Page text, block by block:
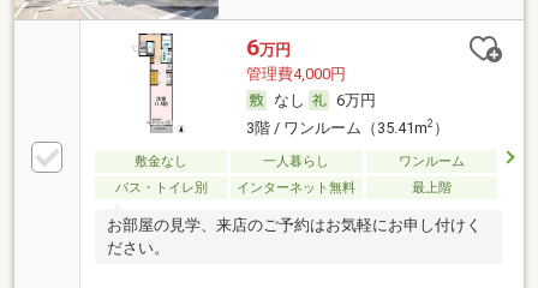
6万円
管理費4,000円
なし
6万円
3階 / ワンルーム（35.41m2）
敷金なし 一人暮らし
ワンルーム
バス・トイレ別
インターネット無料 最上階
お部屋の見学、来店のご予約はお気軽にお申し付けく
ださい。